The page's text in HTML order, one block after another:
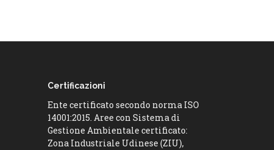
Certificazioni
Ente certificato secondo norma ISO
14001:2015. Aree con Sistema di
Gestione Ambientale certificato:
Zona Industriale Udinese (ZIU),